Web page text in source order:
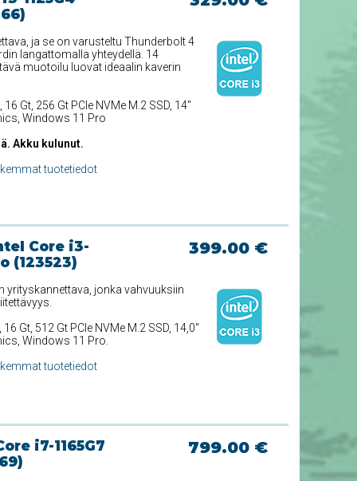
ja se on varusteltu Thunderbolt 4
langattomalla yhteydellä. 14
muotoilu luovat ideaalin kaverin
Gt, 256 Gt PCIe NVMe M.2 SSD, 14''
Windows 11 Pro
Akku kulunut.
tuotetiedot
Core i3-
(123523)
399.00 €
yrityskannettava, jonka vahvuuksiin
Gt, 512 Gt PCIe NVMe M.2 SSD, 14,0''
Windows 11 Pro.
tuotetiedot
i7-1165G7
799.00 €